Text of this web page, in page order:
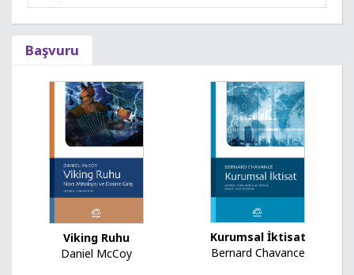
Başvuru
Viking Ruhu
Daniel McCoy
Kurumsal İktisat
Bernard Chavance